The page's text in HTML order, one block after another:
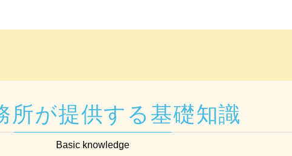
所が提供する基礎知識
Basic knowledge